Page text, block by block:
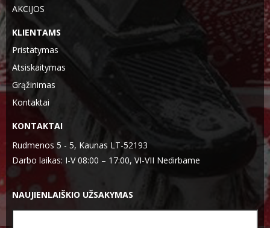
AKCIJOS
KLIENTAMS
Pristatymas
Atsiskaitymas
Grąžinimas
Kontaktai
KONTAKTAI
Rudmenos 5 - 5, Kaunas LT-52193
Darbo laikas: I-V 08:00 – 17:00, VI-VII Nedirbame
NAUJIENLAIŠKIO UŽSAKYMAS